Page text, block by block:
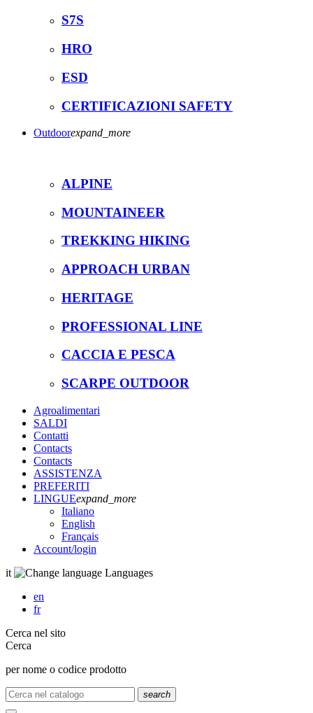
S7S
HRO
ESD
CERTIFICAZIONI SAFETY
Outdoorexpand_more
ALPINE
MOUNTAINEER
TREKKING HIKING
APPROACH URBAN
HERITAGE
PROFESSIONAL LINE
CACCIA E PESCA
SCARPE OUTDOOR
Agroalimentari
SALDI
Contatti
Contacts
Contacts
ASSISTENZA
PREFERITI
LINGUEexpand_more
Italiano
English
Français
Account/login
it
Languages
en
fr
Cerca nel sito
Cerca
per nome o codice prodotto
search